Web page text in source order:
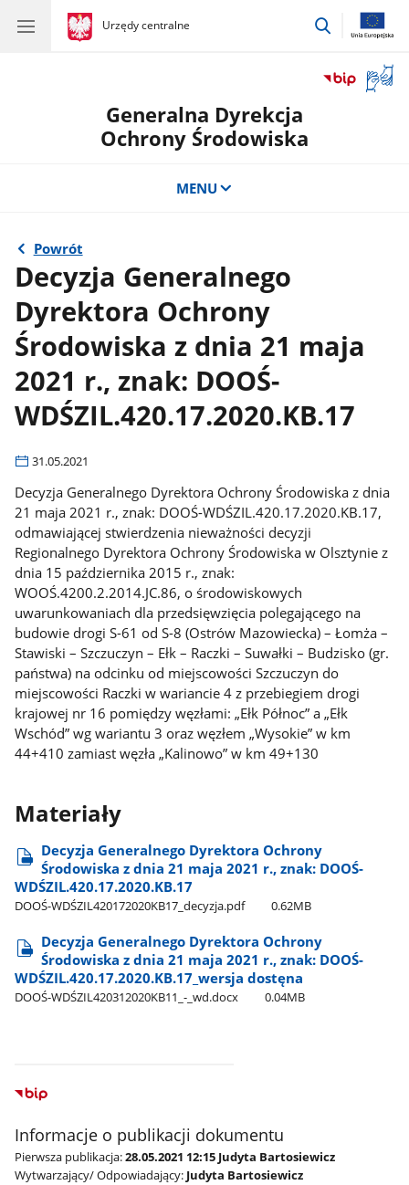
gov.pl
Urzędy centralne
gov.pl
Urzędy
przejdź
okno
Generalna Dyrekcja
Ochrony Środowiska
MENU
Powrót
Decyzja Generalnego
Dyrektora Ochrony
Środowiska z dnia 21 maja
2021 r., znak: DOOŚ-
WDŚZIL.420.17.2020.KB.17
31.05.2021
Decyzja Generalnego Dyrektora Ochrony Środowiska z dnia
21 maja 2021 r., znak: DOOŚ-WDŚZIL.420.17.2020.KB.17,
odmawiającej stwierdzenia nieważności decyzji
Regionalnego Dyrektora Ochrony Środowiska w Olsztynie z
dnia 15 października 2015 r., znak:
WOOŚ.4200.2.2014.JC.86, o środowiskowych
uwarunkowaniach dla przedsięwzięcia polegającego na
budowie drogi S-61 od S-8 (Ostrów Mazowiecka) – Łomża –
Stawiski – Szczuczyn – Ełk – Raczki – Suwałki – Budzisko (gr.
państwa) na odcinku od miejscowości Szczuczyn do
miejscowości Raczki w wariancie 4 z przebiegiem drogi
krajowej nr 16 pomiędzy węzłami: „Ełk Północ” a „Ełk
Wschód” wg wariantu 3 oraz węzłem „Wysokie” w km
44+410 zamiast węzła „Kalinowo” w km 49+130
Materiały
Decyzja Generalnego Dyrektora Ochrony
Środowiska z dnia 21 maja 2021 r., znak: DOOŚ-
WDŚZIL.420.17.2020.KB.17
DOOŚ-WDŚZIL420172020KB17​_decyzja.pdf 0.62MB
Decyzja Generalnego Dyrektora Ochrony
Środowiska z dnia 21 maja 2021 r., znak: DOOŚ-
WDŚZIL.420.17.2020.KB.17​_wersja dostęna
DOOŚ-WDŚZIL420312020KB11​_-​_wd.docx 0.04MB
Informacje o publikacji dokumentu
Pierwsza publikacja:28.05.2021 12:15 Judyta Bartosiewicz
Wytwarzający/ Odpowiadający: Judyta Bartosiewicz